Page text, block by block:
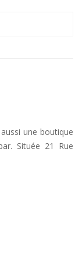
une boutique
Située 21 Rue